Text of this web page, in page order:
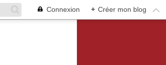
Connexion + Créer mon blog